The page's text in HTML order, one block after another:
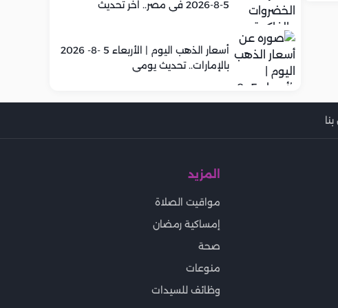
5-8-2026 في مصر.. اخر تحديث
أسعار الذهب اليوم | الأربعاء 5 -8- 2026
بالإمارات.. تحديث يومي
المزيد
مواقيت الصلاة
إمساكية رمضان
صحة
منوعات
وظائف للسيدات